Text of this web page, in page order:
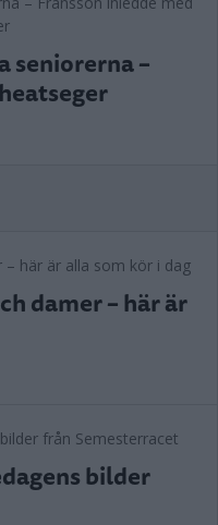
seniorerna –
damer – här är
bilder